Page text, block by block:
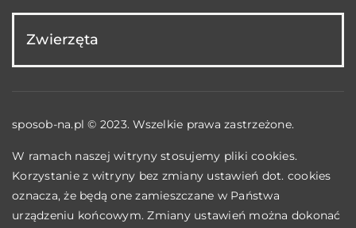
Zwierzęta
sposob-na.pl © 2023. Wszelkie prawa zastrzeżone.
W ramach naszej witryny stosujemy pliki cookies.
Korzystanie z witryny bez zmiany ustawień dot. cookies
oznacza, że będą one zamieszczane w Państwa
urządzeniu końcowym. Zmiany ustawień można dokonać